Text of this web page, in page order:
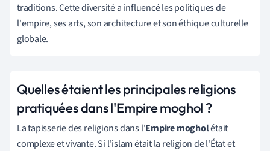
traditions. Cette diversité a influencé les politiques de
l'empire, ses arts, son architecture et son éthique culturelle
globale.
Quelles étaient les principales religions
pratiquées dans l'Empire moghol ?
La tapisserie des religions dans l'Empire mogholétait
complexe et vivante. Si l'islam était la religion de l'État et